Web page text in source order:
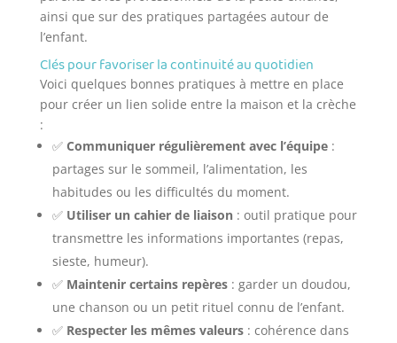
ainsi que sur des pratiques partagées autour de
l’enfant.
Clés pour favoriser la continuité au quotidien
Voici quelques bonnes pratiques à mettre en place
pour créer un lien solide entre la maison et la crèche
:
✅ Communiquer régulièrement avec l’équipe:
partages sur le sommeil, l’alimentation, les
habitudes ou les difficultés du moment.
✅ Utiliser un cahier de liaison : outil pratique pour
transmettre les informations importantes (repas,
sieste, humeur).
✅ Maintenir certains repères: garder un doudou,
une chanson ou un petit rituel connu de l’enfant.
✅ Respecter les mêmes valeurs: cohérence dans